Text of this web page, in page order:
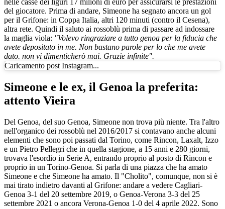
nelle casse dei liguri 17 milioni di euro per assicurarsi le prestazioni
del giocatore. Prima di andare, Simeone ha segnato ancora un gol
per il Grifone: in Coppa Italia, altri 120 minuti (contro il Cesena),
altra rete. Quindi il saluto ai rossoblù prima di passare ad indossare
la maglia viola: "Volevo ringraziare a tutto genoa per la fiducia che
avete depositato in me. Non bastano parole per lo che me avete
dato. non vi dimenticherò mai. Grazie infinite".
Caricamento post Instagram...
Simeone e le ex, il Genoa la preferita:
attento Vieira
Del Genoa, del suo Genoa, Simeone non trova più niente. Tra l'altro
nell'organico dei rossoblù nel 2016/2017 si contavano anche alcuni
elementi che sono poi passati dal Torino, come Rincon, Laxalt, Izzo
e un Pietro Pellegri che in quella stagione, a 15 anni e 280 giorni,
trovava l'esordio in Serie A, entrando proprio al posto di Rincon e
proprio in un Torino-Genoa. Si parla di una piazza che ha amato
Simeone e che Simeone ha amato. Il "Cholito", comunque, non si è
mai tirato indietro davanti al Grifone: andare a vedere Cagliari-
Genoa 3-1 del 20 settembre 2019, o Genoa-Verona 3-3 del 25
settembre 2021 o ancora Verona-Genoa 1-0 del 4 aprile 2022. Sono